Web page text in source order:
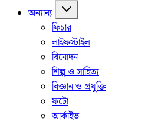
অন্যান্য
ফিচার
লাইফস্টাইল
বিনোদন
শিল্প ও সাহিত্য
বিজ্ঞান ও প্রযুক্তি
ফটো
আর্কাইভ